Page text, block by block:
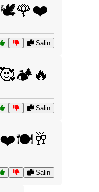
🕊️🌹❤️
Salin
🥰🏕️🔥
Salin
❤️🍽️🥂
Salin